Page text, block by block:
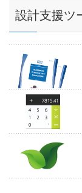
設計支援ツ